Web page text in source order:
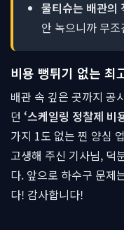
물티슈는 배관의
안 녹으니까 무
비용 뻥튀기 없는 최
배관 속 깊은 곳까지 공
던 ‘스케일링 정찰제 비
가지 1도 없는 찐 양심
고생해 주신 기사님, 덕
다. 앞으로 하수구 문제
다! 감사합니다!